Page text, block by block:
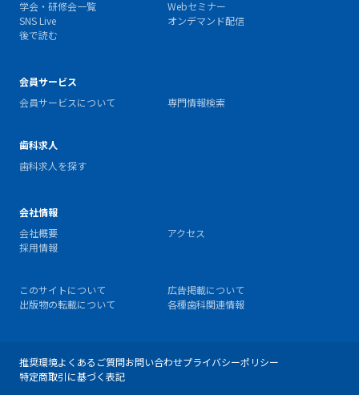
学会・研修会一覧
Webセミナー
SNS Live
オンデマンド配信
後で読む
会員サービス
会員サービスについて
専門情報検索
歯科求人
歯科求人を探す
会社情報
会社概要
アクセス
採用情報
このサイトについて
広告掲載について
出版物の転載について
各種歯科関連情報
推奨環境よくあるご質問お問い合わせプライバシーポリシー
特定商取引に基づく表記